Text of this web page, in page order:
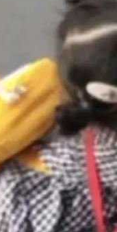
会
以
范
落地
产力
XAge
对CI
效率
的新
项：
走
...
不新
型
是类
。 文
主题
、浅
组
知道
O
一
在
Twitte
他所
源项